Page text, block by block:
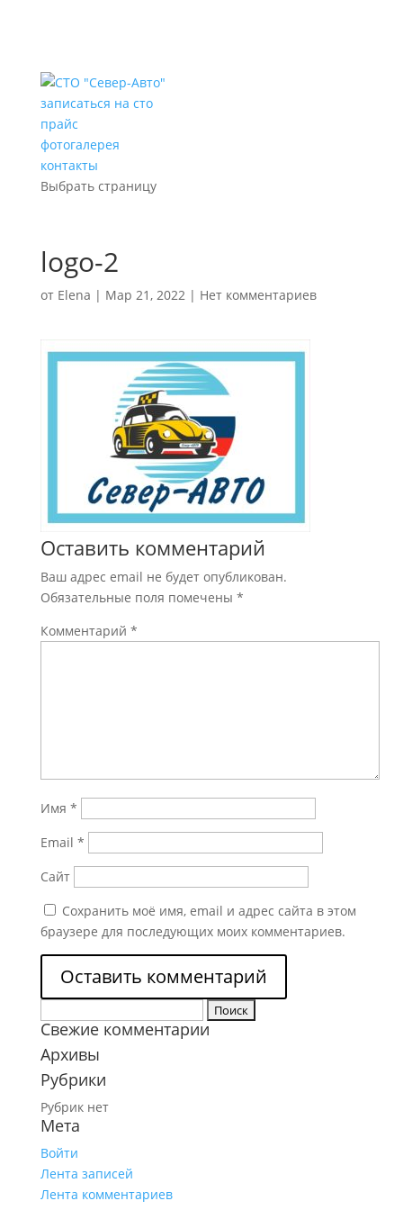
записаться на сто
прайс
фотогалерея
контакты
Выбрать страницу
logo-2
от Elena | Мар 21, 2022| Нет комментариев
Оставить комментарий
Ваш адрес email не будет опубликован.
Обязательные поля помечены *
Комментарий *
Имя *
Email *
Сайт
Сохранить моё имя, email и адрес сайта в этом
браузере для последующих моих комментариев.
Свежие комментарии
Архивы
Рубрики
Рубрик нет
Мета
Войти
Лента записей
Лента комментариев